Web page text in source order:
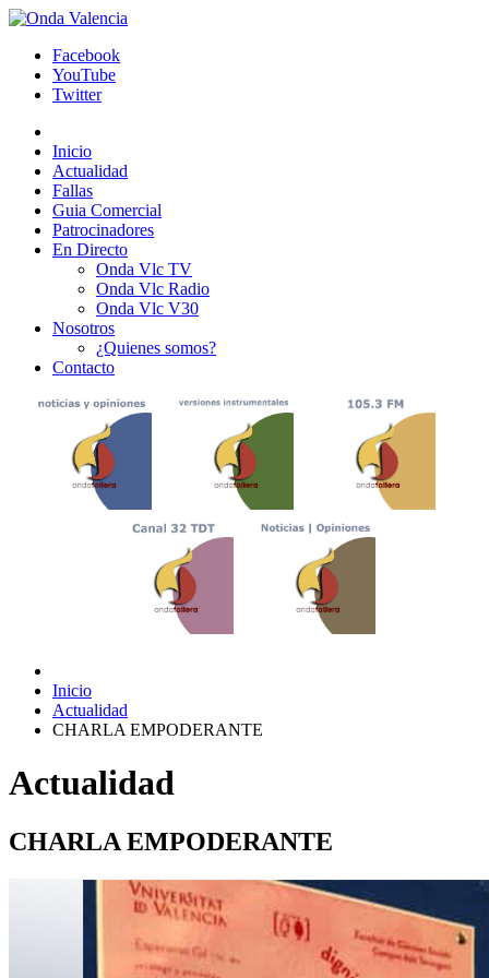
Facebook
YouTube
Twitter
Inicio
Actualidad
Fallas
Guia Comercial
Patrocinadores
En Directo
Onda Vlc TV
Onda Vlc Radio
Onda Vlc V30
Nosotros
¿Quienes somos?
Contacto
Inicio
Actualidad
CHARLA EMPODERANTE
Actualidad
CHARLA EMPODERANTE